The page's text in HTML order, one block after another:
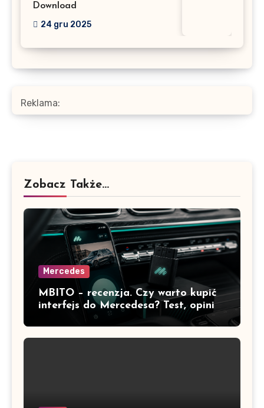
Download
24 gru 2025
Reklama:
Zobacz Także...
Mercedes
MBITO – recenzja. Czy warto kupić
interfejs do Mercedesa? Test, opinia
i możliwości kodowania